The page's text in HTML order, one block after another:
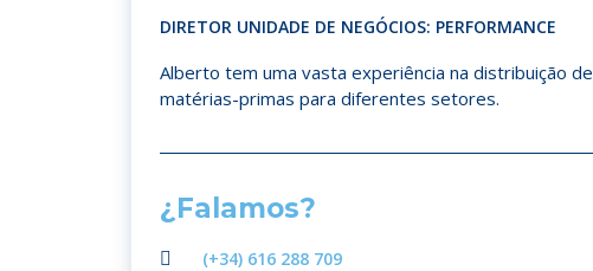
DIRETOR UNIDADE DE NEGÓCIOS: PERFORMANCE
Alberto tem uma vasta experiência na distribuição de
matérias-primas para diferentes setores.
¿Falamos?
(+34) 616 288 709